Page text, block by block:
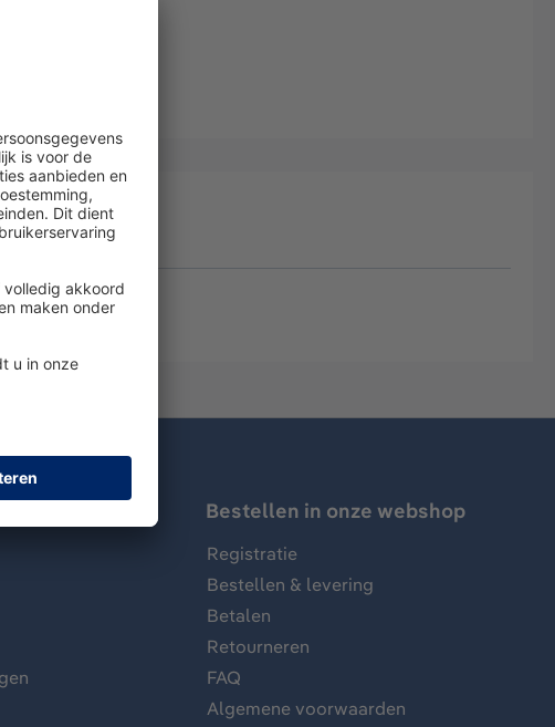
Bestellen in onze webshop
Registratie
Bestellen & levering
Betalen
Retourneren
FAQ
Algemene voorwaarden